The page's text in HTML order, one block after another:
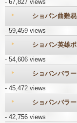
- 67,827 views
ショパン曲難
- 59,459 views
ショパン英雄
- 54,606 views
ショパンバラ
- 45,472 views
ショパンバラ
- 42,756 views